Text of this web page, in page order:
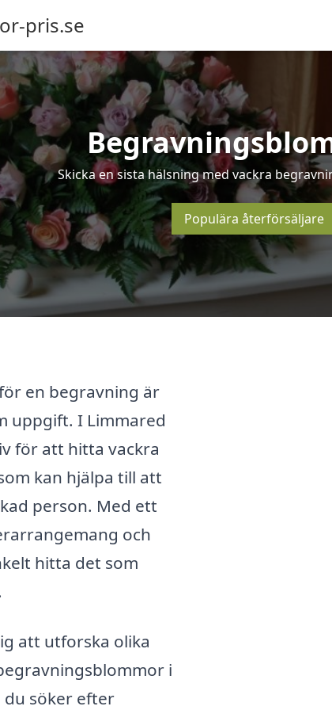
pris.se
Skicka en sista hälsning med vackra
Populära återförsäljare
en begravning är
uppgift. I Limmared
för att hitta vackra
kan hjälpa till att
person. Med ett
och
hitta det som
att utforska olika
i
du söker efter